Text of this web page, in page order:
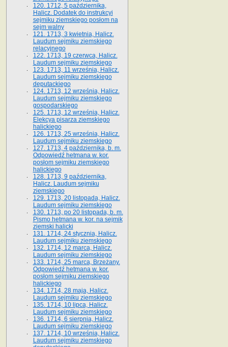
120. 1712, 5 października,
Halicz. Dodatek do instrukcyi
sejmiku ziemskiego posłom na
sejm walny
121. 1713, 3 kwietnia, Halicz.
Laudum sejmiku ziemskiego
relacyjnego
122. 1713, 19 czerwca, Halicz.
Laudum sejmiku ziemskiego
123. 1713, 11 września, Halicz.
Laudum sejmiku ziemskiego
deputackiego
124. 1713, 12 września, Halicz.
Laudum sejmiku ziemskiego
gospodarskiego
125. 1713, 12 września, Halicz.
Elekcya pisarza ziemskiego
halickiego
126. 1713, 25 września, Halicz.
Laudum sejmiku ziemskiego
127. 1713, 4 października, b. m.
Odpowiedź hetmana w. kor.
posłom sejmiku ziemskiego
halickiego
128. 1713, 9 października,
Halicz. Laudum sejmiku
ziemskiego
129. 1713, 20 listopada, Halicz.
Laudum sejmiku ziemskiego
130. 1713, po 20 listopada, b. m.
Pismo hetmana w. kor. na sejmik
ziemski halicki
131. 1714, 24 stycznia, Halicz.
Laudum sejmiku ziemskiego
132. 1714, 12 marca, Halicz.
Laudum sejmiku ziemskiego
133. 1714, 25 marca, Brzeżany.
Odpowiedź hetmana w. kor.
posłom sejmiku ziemskiego
halickiego
134. 1714, 28 maja, Halicz.
Laudum sejmiku ziemskiego
135. 1714, 10 lipca, Halicz.
Laudum sejmiku ziemskiego
136. 1714, 6 sierpnia, Halicz.
Laudum sejmiku ziemskiego
137. 1714, 10 września, Halicz.
Laudum sejmiku ziemskiego